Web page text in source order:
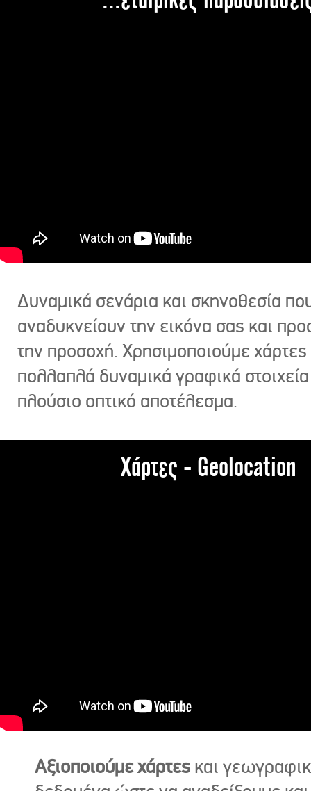
Δυναμικά σενάρια και σκηνοθεσία
αναδυκνείουν την εικόνα σας και
την προσοχή. Χρησιμοποιούμε χάρτες
πολλαπλά δυναμικά γραφικά στοιχεία
πλούσιο οπτικό αποτέλεσμα.
Χάρτες - Geolocation
Αξιοποιούμε χάρτες και